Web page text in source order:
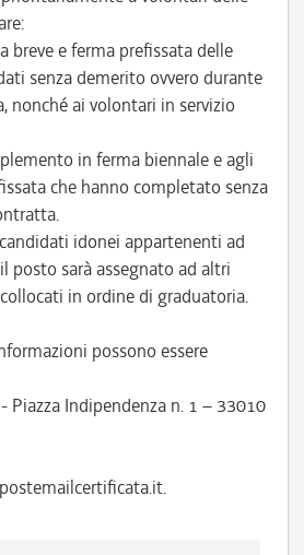
breve e ferma prefissata delle
senza demerito ovvero durante
nonché ai volontari in servizio
in ferma biennale e agli
che hanno completato senza
idonei appartenenti ad
posto sarà assegnato ad altri
in ordine di graduatoria.
possono essere
Piazza Indipendenza n. 1 – 33010